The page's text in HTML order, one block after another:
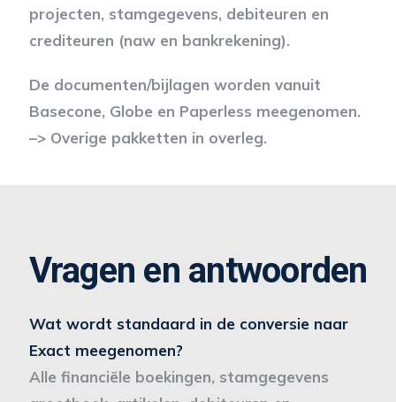
projecten, stamgegevens, debiteuren en
crediteuren (naw en bankrekening).
De documenten/bijlagen worden vanuit
Basecone, Globe en Paperless meegenomen.
–> Overige pakketten in overleg.
Vragen en antwoorden
Wat wordt standaard in de conversie naar
Exact meegenomen?
Alle financiële boekingen, stamgegevens